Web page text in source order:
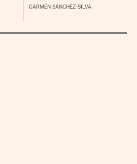
CARMEN SÁNCHEZ-SILVA